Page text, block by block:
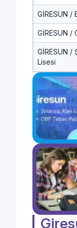
GİRESUN /
GİRESUN /
GİRESUN /
Lisesi